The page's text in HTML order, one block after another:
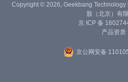
Copyright © 2026, Geekbang Technology
股（北京）有
京 ICP 备
产品资质
京公网安备